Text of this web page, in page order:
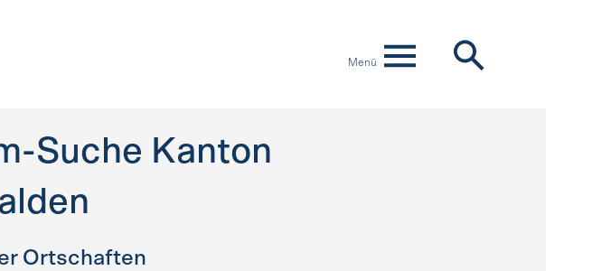
Menü
Suche Kanton
Ortschaften